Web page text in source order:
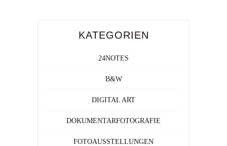
KATEGORIEN
24NOTES
B&W
DIGITAL ART
DOKUMENTARFOTOGRAFIE
FOTOAUSSTELLUNGEN